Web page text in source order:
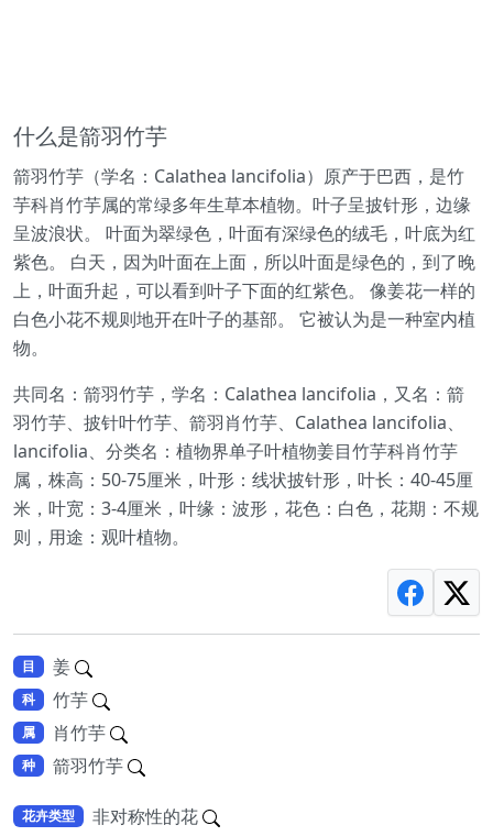
什么是箭羽竹芋
箭羽竹芋（学名：Calathea lancifolia）原产于巴西，是竹
芋科肖竹芋属的常绿多年生草本植物。叶子呈披针形，边缘
呈波浪状。 叶面为翠绿色，叶面有深绿色的绒毛，叶底为红
紫色。 白天，因为叶面在上面，所以叶面是绿色的，到了晚
上，叶面升起，可以看到叶子下面的红紫色。 像姜花一样的
白色小花不规则地开在叶子的基部。 它被认为是一种室内植
物。
共同名：箭羽竹芋，学名：Calathea lancifolia，又名：箭
羽竹芋、披针叶竹芋、箭羽肖竹芋、Calathea lancifolia、
lancifolia、分类名：植物界单子叶植物姜目竹芋科肖竹芋
属，株高：50-75厘米，叶形：线状披针形，叶长：40-45厘
米，叶宽：3-4厘米，叶缘：波形，花色：白色，花期：不规
则，用途：观叶植物。
目 姜
科 竹芋
属 肖竹芋
种 箭羽竹芋
花卉类型 非对称性的花